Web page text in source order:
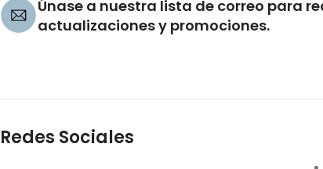
Únase a nuestra lista de correo para
actualizaciones y promociones.
Redes Sociales